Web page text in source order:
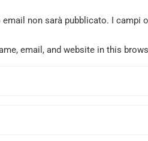
non sarà pubblicato. I campi
email, and website in this